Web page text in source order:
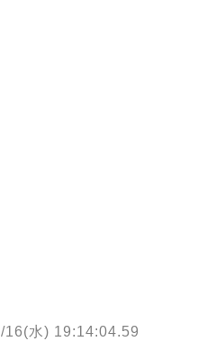
16(水) 19:14:04.59